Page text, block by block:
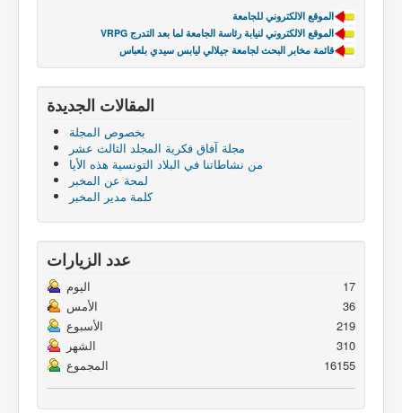
الموقع الالكتروني للجامعة
VRPG الموقع الالكتروني لنيابة رئاسة الجامعة لما بعد التدرج
قائمة مخابر البحث لجامعة جيلالي ليابس سيدي بلعباس
المقالات الجديدة
بخصوص المجلة
مجلة آفاق فكرية المجلد الثالث عشر
من نشاطاتنا في البلاد التونسية هذه الأيا
لمحة عن المخبر
كلمة مدير المخبر
عدد الزيارات
اليوم
17
الأمس
36
الأسبوع
219
الشهر
310
المجموع
16155